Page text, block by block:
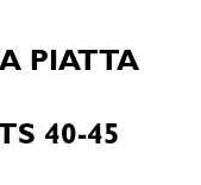
PIATTA
40-45